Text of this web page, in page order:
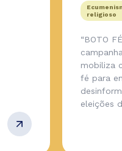
religioso
“BOTO
mobiliza
fé para
eleições